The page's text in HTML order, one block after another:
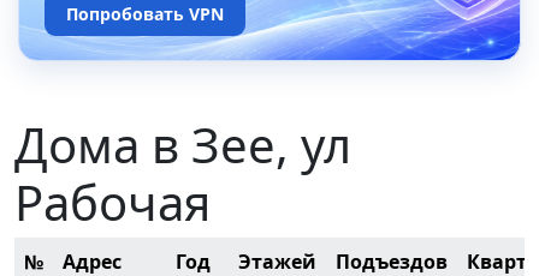
Попробовать VPN
Дома в Зее, ул
Рабочая
№ Адрес Год Этажей Подъездов